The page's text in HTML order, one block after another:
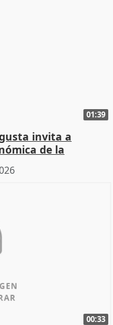
01:39
invita a
de la
00:33